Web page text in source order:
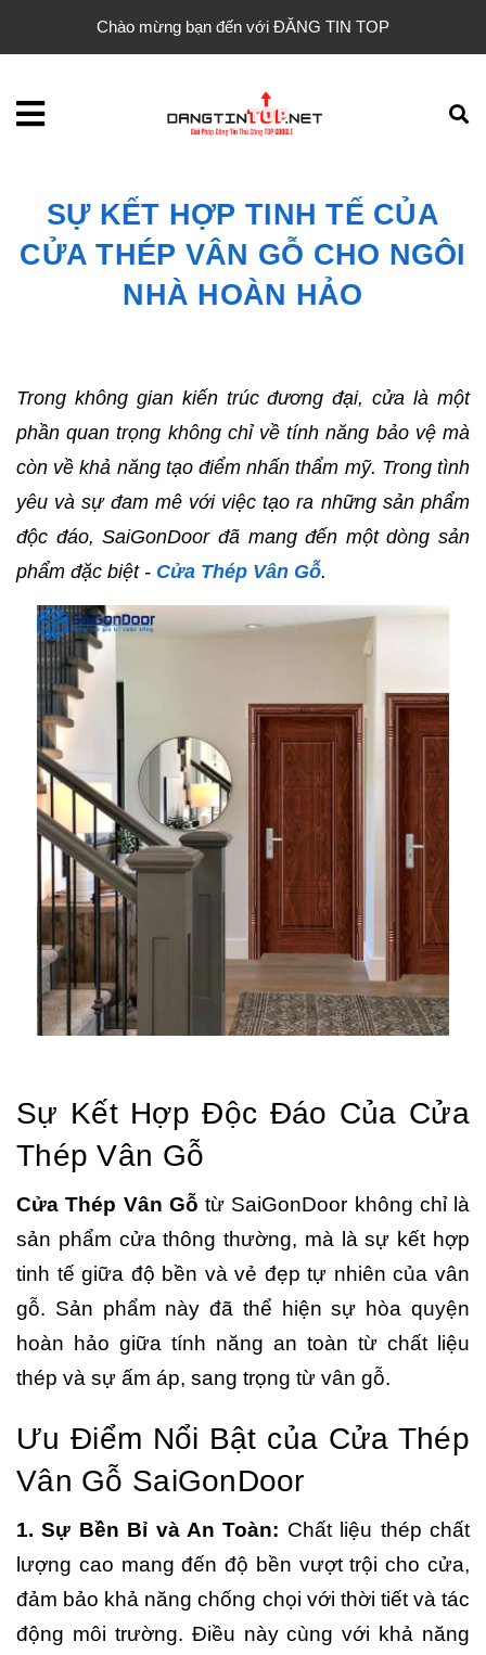
Chào mừng bạn đến với ĐĂNG TIN TOP
SỰ KẾT HỢP TINH TẾ CỦA
CỬA THÉP VÂN GỖ CHO NGÔI
NHÀ HOÀN HẢO
Trong không gian kiến trúc đương đại, cửa là một
phần quan trọng không chỉ về tính năng bảo vệ mà
còn về khả năng tạo điểm nhấn thẩm mỹ. Trong tình
yêu và sự đam mê với việc tạo ra những sản phẩm
độc đáo, SaiGonDoor đã mang đến một dòng sản
phẩm đặc biệt - Cửa Thép Vân Gỗ.
Sự Kết Hợp Độc Đáo Của Cửa
Thép Vân Gỗ
Cửa Thép Vân Gỗ từ SaiGonDoor không chỉ là
sản phẩm cửa thông thường, mà là sự kết hợp
tinh tế giữa độ bền và vẻ đẹp tự nhiên của vân
gỗ. Sản phẩm này đã thể hiện sự hòa quyện
hoàn hảo giữa tính năng an toàn từ chất liệu
thép và sự ấm áp, sang trọng từ vân gỗ.
Ưu Điểm Nổi Bật của Cửa Thép
Vân Gỗ SaiGonDoor
1. Sự Bền Bỉ và An Toàn: Chất liệu thép chất
lượng cao mang đến độ bền vượt trội cho cửa,
đảm bảo khả năng chống chọi với thời tiết và tác
động môi trường. Điều này cùng với khả năng